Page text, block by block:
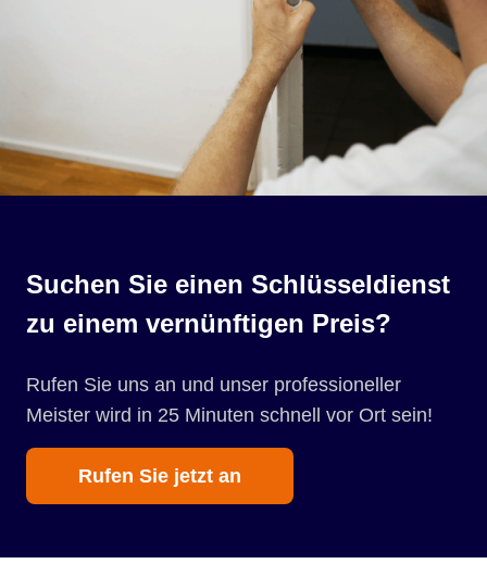
Suchen Sie einen Schlüsseldienst
zu einem vernünftigen Preis?
Rufen Sie uns an und unser professioneller
Meister wird in 25 Minuten schnell vor Ort sein!
Rufen Sie jetzt an